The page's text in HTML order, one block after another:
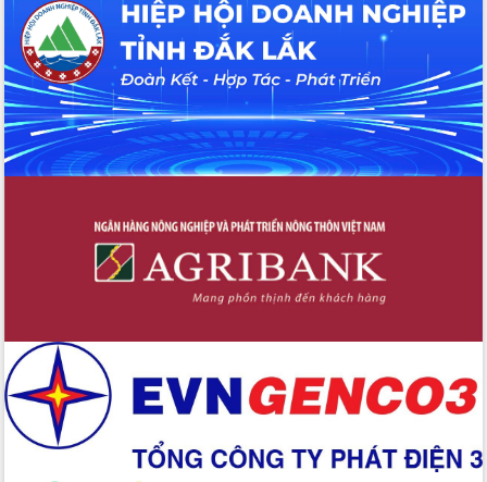
tại Trung tâm Phục vụ hành chính
công tỉnh
Đắk Lắk: Tôn vinh 46 giải pháp tại Hội
thi Sáng tạo Kỹ thuật 2024 - 2025
Đắk Lắk rà soát, điều chỉnh Đề án 190
về phát triển nuôi trồng thủy sản
Phó Chủ tịch UBND tỉnh Đắk Lắk
Định vị cà phê Việt Nam như một “di
sản sống” trong dòng chảy toàn cầu
Xây dựng nông thôn mới: Nâng cao đời
thực
Quyết liệt tháo gỡ vướng mắc, đẩy
nhanh tiến độ các dự án trọng điểm
trong Khu kinh tế Nam Phú Yên
Hòn Yến phát triển du lịch gắn với bảo